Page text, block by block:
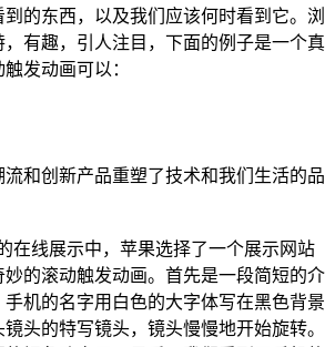
的东西，以及我们应该何时看到它。浏
有趣，引人注目，下面的例子是一个真
发动画可以：
和创新产品重塑了技术和我们生活的品
在线展示中，苹果选择了一个展示网站
的滚动触发动画。首先是一段简短的介
机的名字用白色的大字体写在黑色背景
镜头的特写镜头，镜头慢慢地开始旋转。